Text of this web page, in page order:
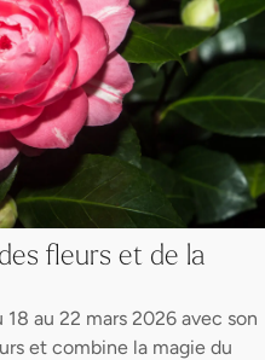
fleurs et de la
au 22 mars 2026 avec son
et combine la magie du